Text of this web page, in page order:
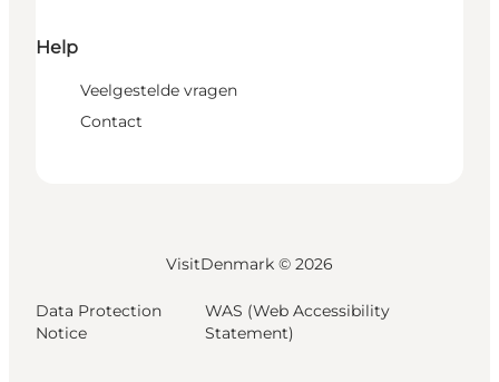
Help
Veelgestelde vragen
Contact
VisitDenmark © 2026
Data Protection
Notice
WAS (Web Accessibility
Statement)